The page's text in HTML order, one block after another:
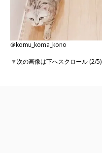
＠komu_koma_kono
▼次の画像は下へスクロール (2/5)